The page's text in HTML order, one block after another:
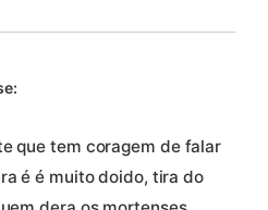
que tem coragem de falar
é é muito doido, tira do